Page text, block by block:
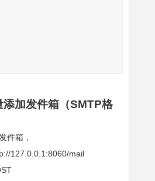
添加发件箱（SMTP格
件箱，
127.0.0.1:8060/mail